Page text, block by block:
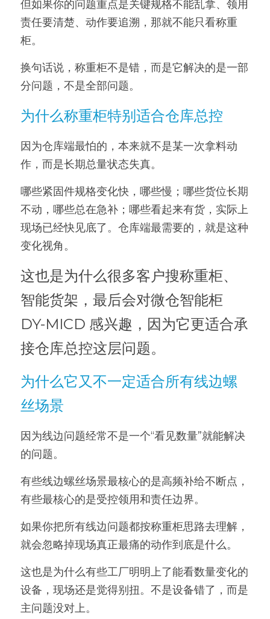
但如果你的问题重点是关键规格不能乱拿、领用
责任要清楚、动作要追溯，那就不能只看称重
柜。
换句话说，称重柜不是错，而是它解决的是一部
分问题，不是全部问题。
为什么称重柜特别适合仓库总控
因为仓库端最怕的，本来就不是某一次拿料动
作，而是长期总量状态失真。
哪些紧固件规格变化快，哪些慢；哪些货位长期
不动，哪些总在急补；哪些看起来有货，实际上
现场已经快见底了。仓库端最需要的，就是这种
变化视角。
这也是为什么很多客户搜称重柜、
智能货架，最后会对微仓智能柜
DY-MICD 感兴趣，因为它更适合承
接仓库总控这层问题。
为什么它又不一定适合所有线边螺
丝场景
因为线边问题经常不是一个“看见数量”就能解决
的问题。
有些线边螺丝场景最核心的是高频补给不断点，
有些最核心的是受控领用和责任边界。
如果你把所有线边问题都按称重柜思路去理解，
就会忽略掉现场真正最痛的动作到底是什么。
这也是为什么有些工厂明明上了能看数量变化的
设备，现场还是觉得别扭。不是设备错了，而是
主问题没对上。